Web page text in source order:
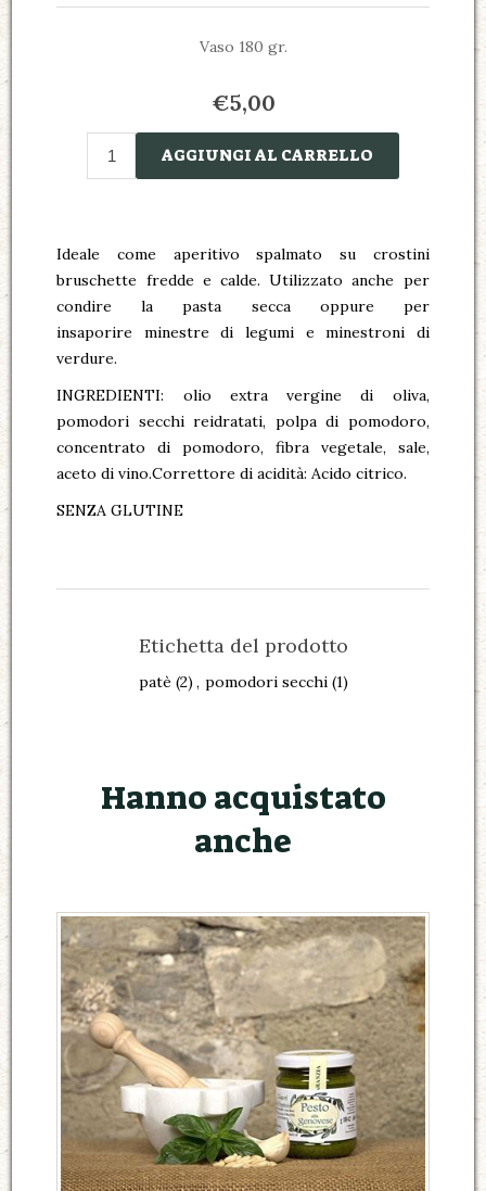
Vaso 180 gr.
€5,00
Ideale come aperitivo spalmato su crostini
bruschette fredde e calde. Utilizzato anche per
condire la pasta secca oppure per
insaporire minestre di legumi e minestroni di
verdure.
INGREDIENTI: olio extra vergine di oliva,
pomodori secchi reidratati, polpa di pomodoro,
concentrato di pomodoro, fibra vegetale, sale,
aceto di vino.Correttore di acidità: Acido citrico.
SENZA GLUTINE
Etichetta del prodotto
patè (2), pomodori secchi (1)
Hanno acquistato
anche